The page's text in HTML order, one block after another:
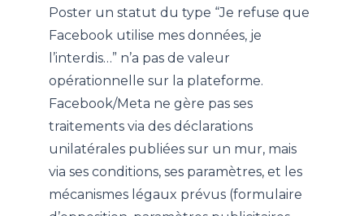
Poster un statut du type “Je refuse que
Facebook utilise mes données, je
l’interdis…” n’a pas de valeur
opérationnelle sur la plateforme.
Facebook/Meta ne gère pas ses
traitements via des déclarations
unilatérales publiées sur un mur, mais
via ses conditions, ses paramètres, et les
mécanismes légaux prévus (formulaire